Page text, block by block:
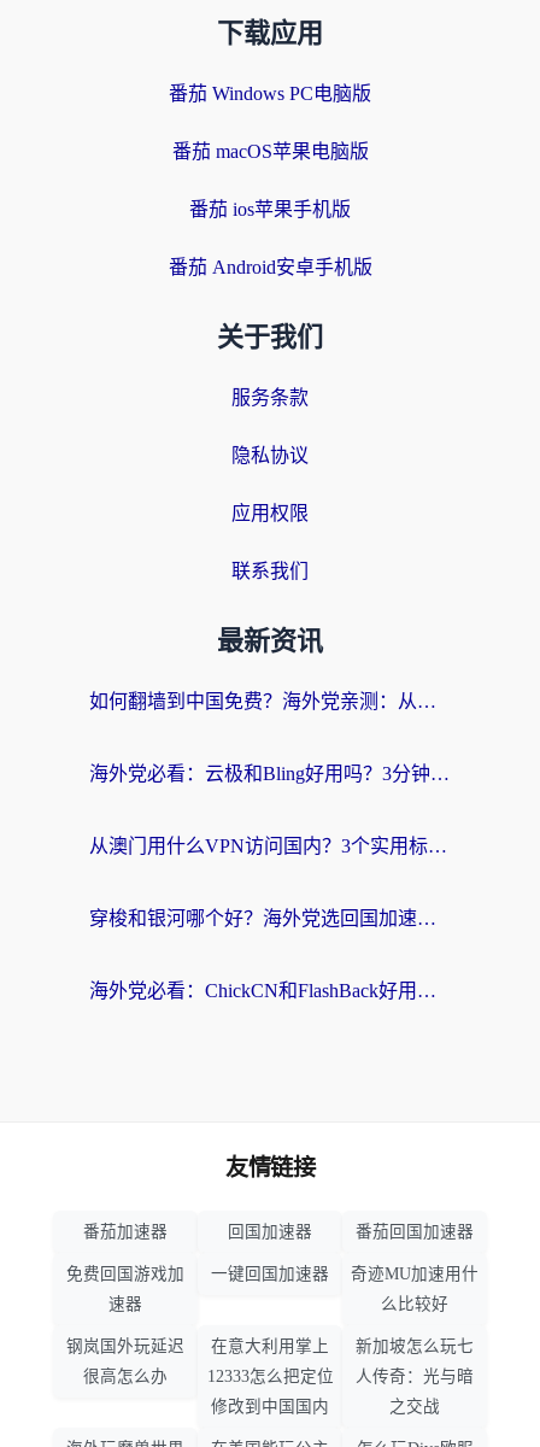
下载应用
番茄 Windows PC电脑版
番茄 macOS苹果电脑版
番茄 ios苹果手机版
番茄 Android安卓手机版
关于我们
服务条款
隐私协议
应用权限
联系我们
最新资讯
如何翻墙到中国免费？海外党亲测：从踩坑到选对加速器的全攻略
海外党必看：云极和Bling好用吗？3分钟教你选对回国加速器
从澳门用什么VPN访问国内？3个实用标准帮你避开坑，无缝刷剧听歌
穿梭和银河哪个好？海外党选回国加速器的避坑指南，附番茄加速器实测体验
海外党必看：ChickCN和FlashBack好用吗？3招教你选对回国加速器（附云极、HomeCN、斧牛vs艾果对比）
友情链接
番茄加速器 回国加速器 番茄回国加速器
免费回国游戏加
速器
一键回国加速器
奇迹MU加速用什
么比较好
钢岚国外玩延迟
很高怎么办
在意大利用掌上
12333怎么把定位
修改到中国国内
新加坡怎么玩七
人传奇：光与暗
之交战